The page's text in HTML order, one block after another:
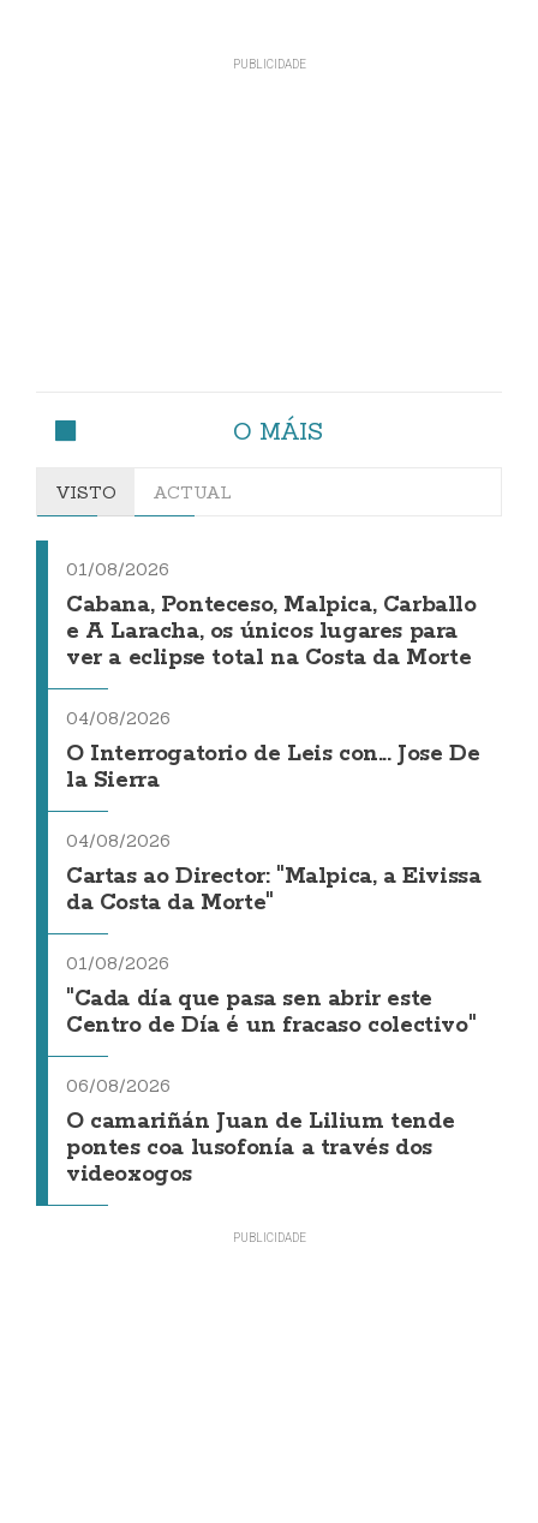
O MÁIS
VISTO ACTUAL
01/08/2026
Cabana, Ponteceso, Malpica, Carballo
e A Laracha, os únicos lugares para
ver a eclipse total na Costa da Morte
04/08/2026
O Interrogatorio de Leis con... Jose De
la Sierra
04/08/2026
Cartas ao Director: "Malpica, a Eivissa
da Costa da Morte"
01/08/2026
"Cada día que pasa sen abrir este
Centro de Día é un fracaso colectivo"
06/08/2026
O camariñán Juan de Lilium tende
pontes coa lusofonía a través dos
videoxogos